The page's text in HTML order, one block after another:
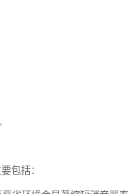
包括：